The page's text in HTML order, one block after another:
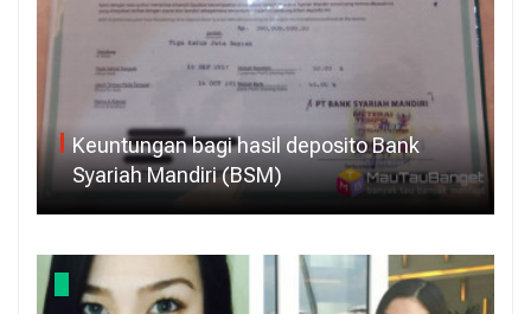
Keuntungan bagi hasil deposito Bank
Syariah Mandiri (BSM)